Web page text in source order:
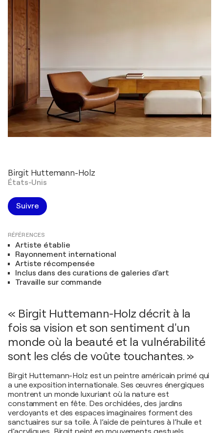
Birgit Huttemann-Holz
États-Unis
Suivre
RÉFÉRENCES
Artiste établie
Rayonnement international
Artiste récompensée
Inclus dans des curations de galeries d'art
Travaille sur commande
« Birgit Huttemann-Holz décrit à la
fois sa vision et son sentiment d'un
monde où la beauté et la vulnérabilité
sont les clés de voûte touchantes. »
Birgit Huttemann-Holz est un peintre américain primé qui
a une exposition internationale. Ses œuvres énergiques
montrent un monde luxuriant où la nature est
constamment en fête. Des orchidées, des jardins
verdoyants et des espaces imaginaires forment des
sanctuaires sur sa toile. À l’aide de peintures à l’huile et